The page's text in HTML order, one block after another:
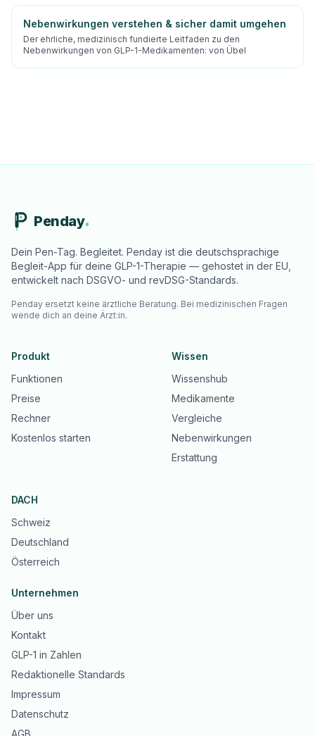
Nebenwirkungen verstehen & sicher damit umgehen
Der ehrliche, medizinisch fundierte Leitfaden zu den
Nebenwirkungen von GLP-1-Medikamenten: von Übel
Penday
Dein Pen-Tag. Begleitet. Penday ist die deutschsprachige
Begleit-App für deine GLP-1-Therapie — gehostet in der EU,
entwickelt nach DSGVO- und revDSG-Standards.
Penday ersetzt keine ärztliche Beratung. Bei medizinischen Fragen
wende dich an deine Ärzt:in.
Produkt
Funktionen
Preise
Rechner
Kostenlos starten
Wissen
Wissenshub
Medikamente
Vergleiche
Nebenwirkungen
Erstattung
DACH
Schweiz
Deutschland
Österreich
Unternehmen
Über uns
Kontakt
GLP-1 in Zahlen
Redaktionelle Standards
Impressum
Datenschutz
AGB